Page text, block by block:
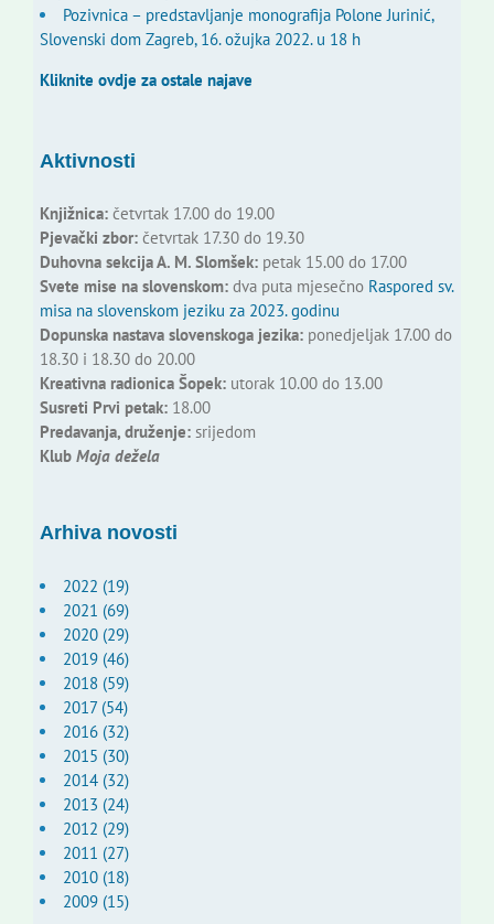
Pozivnica – predstavljanje monografija Polone Jurinić,
Slovenski dom Zagreb, 16. ožujka 2022. u 18 h
Kliknite ovdje za ostale najave
Aktivnosti
Knjižnica:četvrtak 17.00 do 19.00
Pjevački zbor:četvrtak 17.30 do 19.30
Duhovna sekcija A. M. Slomšek:petak 15.00 do 17.00
Svete mise na slovenskom:dva puta mjesečno Raspored sv.
misa na slovenskom jeziku za 2023. godinu
Dopunska nastava slovenskoga jezika:ponedjeljak 17.00 do
18.30 i 18.30 do 20.00
Kreativna radionica Šopek:utorak 10.00 do 13.00
Susreti Prvi petak:18.00
Predavanja, druženje:srijedom
Klub Moja dežela
Arhiva novosti
2022 (19)
2021 (69)
2020 (29)
2019 (46)
2018 (59)
2017 (54)
2016 (32)
2015 (30)
2014 (32)
2013 (24)
2012 (29)
2011 (27)
2010 (18)
2009 (15)